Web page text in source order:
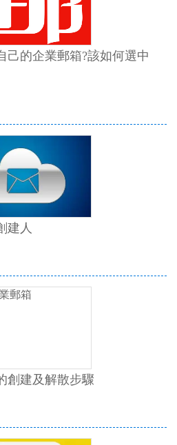
己的企業郵箱?該如何選中
建人
創建及解散步驟